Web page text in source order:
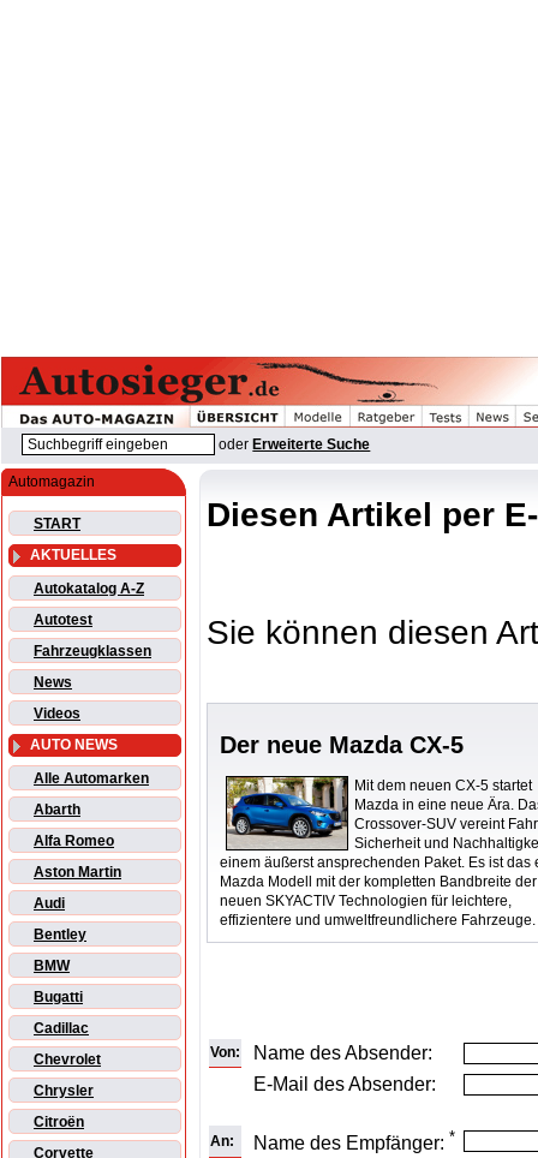
oder Erweiterte Suche
Automagazin
START
AKTUELLES
Autokatalog A-Z
Autotest
Fahrzeugklassen
News
Videos
AUTO NEWS
Alle Automarken
Abarth
Alfa Romeo
Aston Martin
Audi
Bentley
BMW
Bugatti
Cadillac
Chevrolet
Chrysler
Citroën
Corvette
Diesen Artikel per
Sie können diesen
Der neue Mazda CX-5
Mit dem neuen CX-5 startet
Mazda in eine neue Ära.
Crossover-SUV vereint
Sicherheit und
einem äußerst ansprechenden Paket. Es ist das
Mazda Modell mit der kompletten Bandbreite der
neuen SKYACTIV Technologien für leichtere,
effizientere und umweltfreundlichere Fahrzeuge.
Von:
Name des Absender:
E-Mail des Absender:
An: Name des Empfänger: *